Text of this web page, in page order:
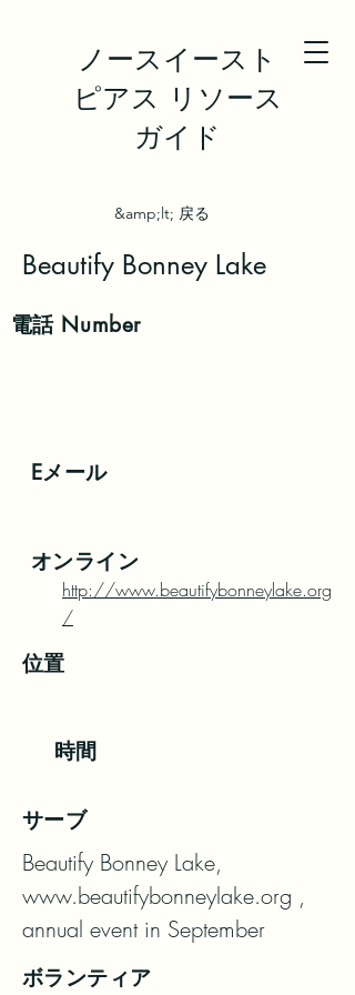
ノースイースト
ピアス リソース
ガイド
&amp;lt; 戻る
Beautify Bonney Lake
電話Number
Eメール
オンライン
http://www.beautifybonneylake.org
/
位置
時間
サーブ
Beautify Bonney Lake,
www.beautifybonneylake.org ,
annual event in September
ボランティア